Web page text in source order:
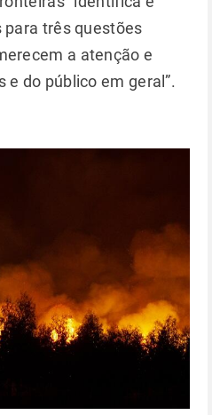
três questões
a atenção e
e do público em geral”.